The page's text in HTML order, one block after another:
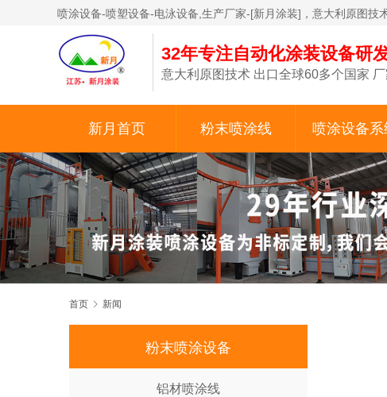
喷涂设备-喷塑设备-电泳设备,生产厂家-[新月涂装]，意大利原图技
32年专注自动化涂装设备研
意大利原图技术 出口全球60多个国家
新月首页 粉末喷涂线 喷涂设备系
首页 新闻
粉末喷涂设备
铝材喷涂线